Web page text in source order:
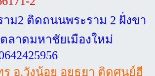
าม2 ติดถนนพระราม 2 ฝั่งขา
ลาดมหาชัยเมืองใหม่
ร อ.วังน้อย อยุธยา ติดศูนย์ฮี